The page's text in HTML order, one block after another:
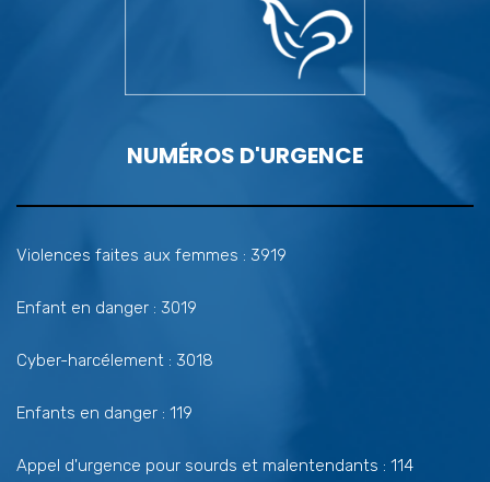
NUMÉROS D'URGENCE
Violences faites aux femmes : 3919
Enfant en danger : 3019
Cyber-harcélement : 3018
Enfants en danger : 119
Appel d'urgence pour sourds et malentendants : 114